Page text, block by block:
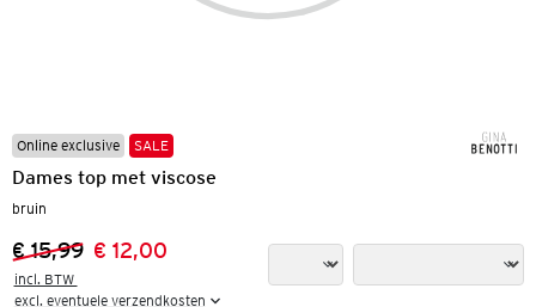
Online exclusive SALE
Dames top met viscose
bruin
Vorige prijs:
€ 15,99
Nieuwe prijs:
€ 12,00
incl. BTW
excl. eventuele verzendkosten